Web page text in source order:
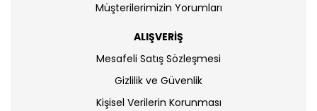
Müşterilerimizin Yorumları
ALIŞVERİŞ
Mesafeli Satış Sözleşmesi
Gizlilik ve Güvenlik
Kişisel Verilerin Korunması